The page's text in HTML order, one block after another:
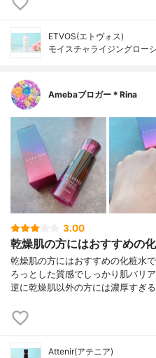
ETVOS(エトヴォス)
モイスチャライジングロー
Amebaブロガー＊Rina
3.00
乾燥肌の方にはおすすめの
乾燥肌の方にはおすすめの化粧水
ろっとした質感でしっかり肌バリ
逆に乾燥肌以外の方には濃厚すぎ
Attenir(アテニア)